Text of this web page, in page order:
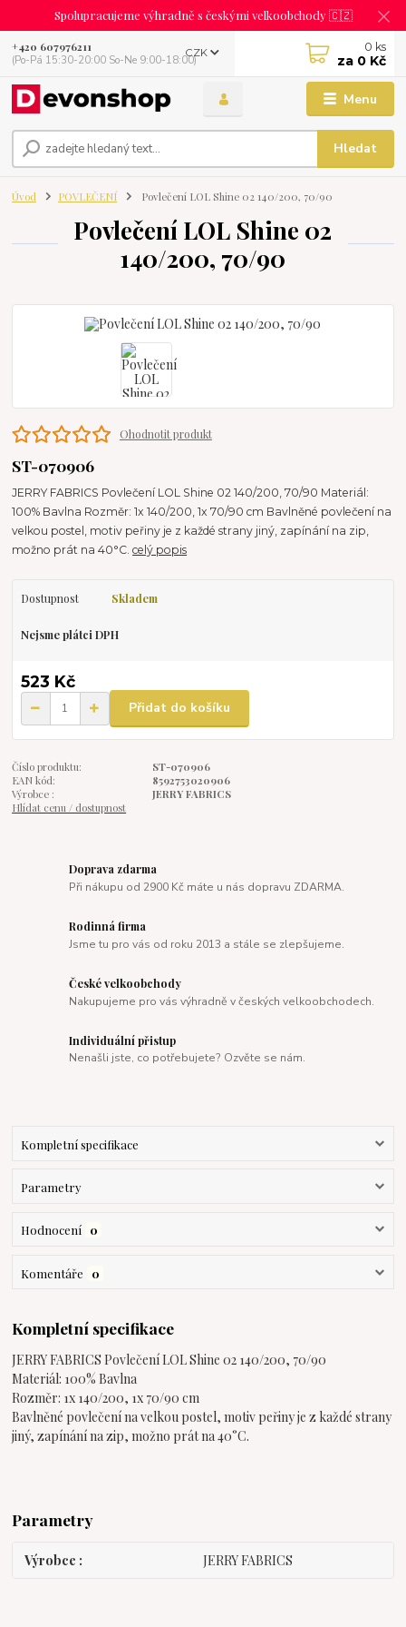
Spolupracujeme výhradně s českými velkoobchody 🇨🇿
Menu
CZK
Hledat
+420 607976211
(Po-Pá 15:30-20:00 So-Ne 9:00-18:00)
0 ks
za 0 Kč
Úvod POVLEČENÍ Povlečení LOL Shine 02 140/200, 70/90
Povlečení LOL Shine 02
140/200, 70/90
Ohodnotit produkt
ST-070906
JERRY FABRICS Povlečení LOL Shine 02 140/200, 70/90 Materiál:
100% Bavlna Rozměr: 1x 140/200, 1x 70/90 cm Bavlněné povlečení na
velkou postel, motiv peřiny je z každé strany jiný, zapínání na zip,
možno prát na 40°C.celý popis
Dostupnost Skladem
Nejsme plátci DPH
523 Kč
Přidat do košíku
Číslo produktu:
ST-070906
EAN kód:
8592753020906
Výrobce :
JERRY FABRICS
Hlídat cenu / dostupnost
Doprava zdarma
Při nákupu od 2900 Kč máte u nás dopravu ZDARMA.
Rodinná firma
Jsme tu pro vás od roku 2013 a stále se zlepšujeme.
České velkoobchody
Nakupujeme pro vás výhradně v českých velkoobchodech.
Individuální přistup
Nenašli jste, co potřebujete? Ozvěte se nám.
Kompletní specifikace
Parametry
Hodnocení 0
Komentáře 0
Kompletní specifikace
JERRY FABRICS Povlečení LOL Shine 02 140/200, 70/90
Materiál: 100% Bavlna
Rozměr: 1x 140/200, 1x 70/90 cm
Bavlněné povlečení na velkou postel, motiv peřiny je z každé strany
jiný, zapínání na zip, možno prát na 40°C.
Parametry
Výrobce JERRY FABRICS